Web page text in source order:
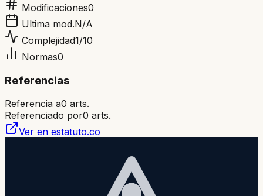
Modificaciones0
Ultima mod.N/A
Complejidad1/10
Normas0
Referencias
Referencia a0 arts.
Referenciado por0 arts.
Ver en estatuto.co